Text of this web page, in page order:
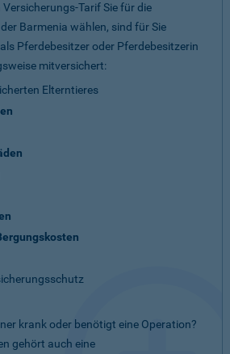
Tarif Sie für die
Barmenia wählen, sind für Sie
Pferdebesitzer oder Pferdebesitzerin
mitversichert:
Elterntieres
krank oder benötigt eine Operation?
gehört auch eine